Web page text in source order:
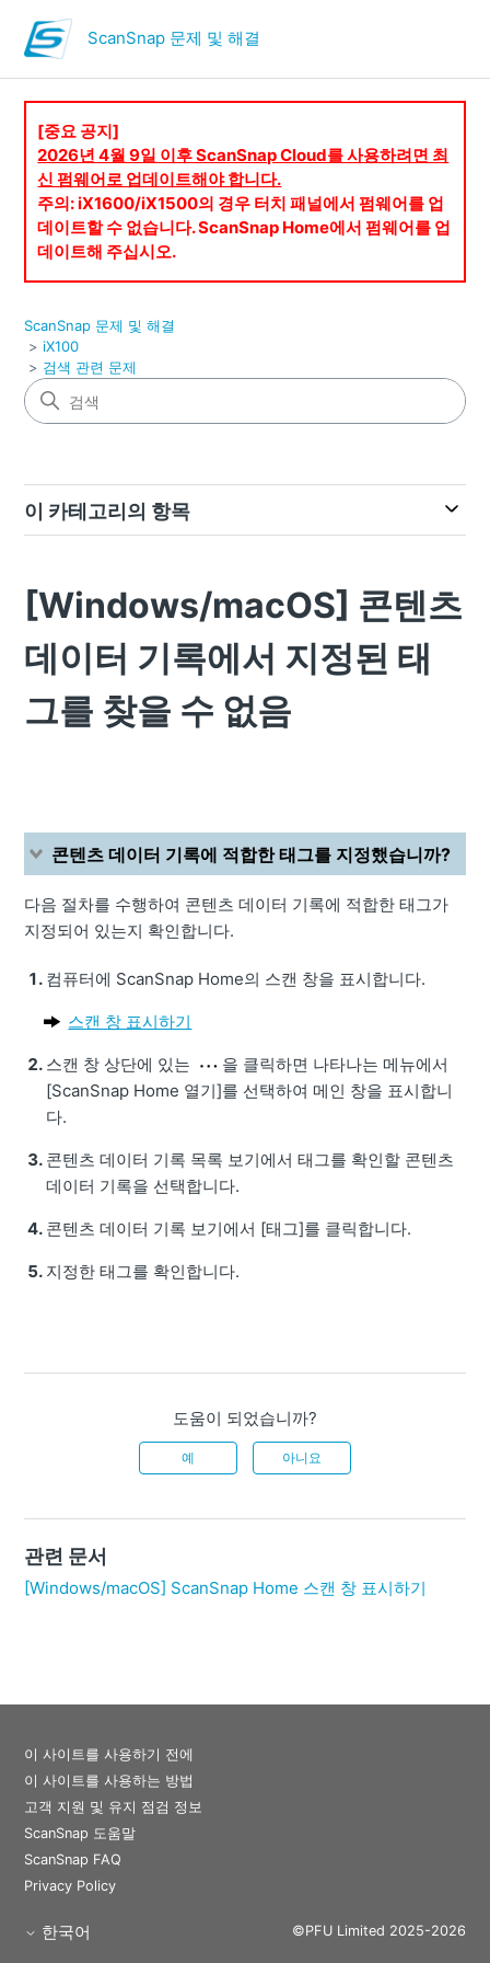
ScanSnap 문제 및 해결
[중요 공지]
2026년 4월 9일 이후 ScanSnap Cloud를 사용하려면 최
신 펌웨어로 업데이트해야 합니다.
주의: iX1600/iX1500의 경우 터치 패널에서 펌웨어를 업
데이트할 수 없습니다. ScanSnap Home에서 펌웨어를 업
데이트해 주십시오.
ScanSnap 문제 및 해결
iX100
검색 관련 문제
이 카테고리의 항목
[Windows/macOS] 콘텐츠
데이터 기록에서 지정된 태
그를 찾을 수 없음
콘텐츠 데이터 기록에 적합한 태그를 지정했습니까?
다음 절차를 수행하여 콘텐츠 데이터 기록에 적합한 태그가
지정되어 있는지 확인합니다.
컴퓨터에 ScanSnap Home의 스캔 창을 표시합니다.
스캔 창 표시하기
스캔 창 상단에 있는
을 클릭하면 나타나는 메뉴에서
[ScanSnap Home 열기]를 선택하여 메인 창을 표시합니
다.
콘텐츠 데이터 기록 목록 보기에서 태그를 확인할 콘텐츠
데이터 기록을 선택합니다.
콘텐츠 데이터 기록 보기에서 [태그]를 클릭합니다.
지정한 태그를 확인합니다.
도움이 되었습니까?
예 아니요
관련 문서
[Windows/macOS] ScanSnap Home 스캔 창 표시하기
이 사이트를 사용하기 전에
이 사이트를 사용하는 방법
고객 지원 및 유지 점검 정보
ScanSnap 도움말
ScanSnap FAQ
Privacy Policy
한국어 ©PFU Limited 2025-2026